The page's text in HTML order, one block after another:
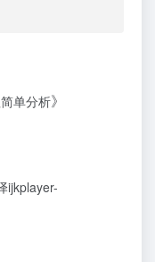
单分析》
ijkplayer-